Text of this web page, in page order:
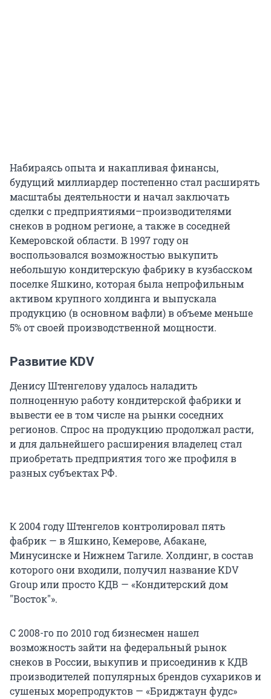
Набираясь опыта и накапливая финансы,
будущий миллиардер постепенно стал расширять
масштабы деятельности и начал заключать
сделки с предприятиями–производителями
снеков в родном регионе, а также в соседней
Кемеровской области. В 1997 году он
воспользовался возможностью выкупить
небольшую кондитерскую фабрику в кузбасском
поселке Яшкино, которая была непрофильным
активом крупного холдинга и выпускала
продукцию (в основном вафли) в объеме меньше
5% от своей производственной мощности.
Развитие KDV
Денису Штенгелову удалось наладить
полноценную работу кондитерской фабрики и
вывести ее в том числе на рынки соседних
регионов. Спрос на продукцию продолжал расти,
и для дальнейшего расширения владелец стал
приобретать предприятия того же профиля в
разных субъектах РФ.
К 2004 году Штенгелов контролировал пять
фабрик — в Яшкино, Кемерове, Абакане,
Минусинске и Нижнем Тагиле. Холдинг, в состав
которого они входили, получил название KDV
Group или просто КДВ — «Кондитерский дом
"Восток"».
С 2008-го по 2010 год бизнесмен нашел
возможность зайти на федеральный рынок
снеков в России, выкупив и присоединив к КДВ
производителей популярных брендов сухариков и
сушеных морепродуктов — «Бриджтаун фудс»